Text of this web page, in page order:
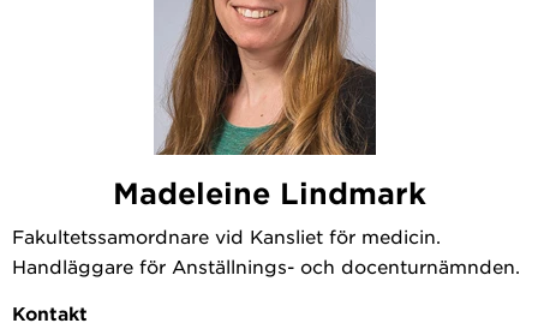
Madeleine Lindmark
Fakultetssamordnare vid Kansliet för medicin.
Handläggare för Anställnings- och docenturnämnden.
Kontakt